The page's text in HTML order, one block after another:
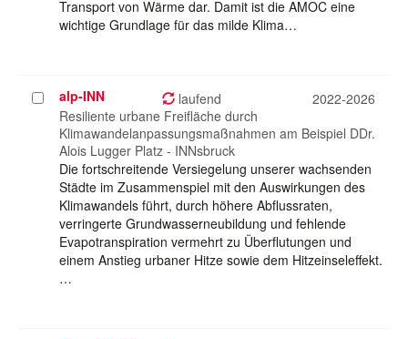
Transport von Wärme dar. Damit ist die AMOC eine
wichtige Grundlage für das milde Klima…
Projekt
auswählen
alp-INN laufend
2022-2026
Resiliente urbane Freifläche durch
Klimawandelanpassungsmaßnahmen am Beispiel DDr.
Alois Lugger Platz - INNsbruck
Die fortschreitende Versiegelung unserer wachsenden
Städte im Zusammenspiel mit den Auswirkungen des
Klimawandels führt, durch höhere Abflussraten,
verringerte Grundwasserneubildung und fehlende
Evapotranspiration vermehrt zu Überflutungen und
einem Anstieg urbaner Hitze sowie dem Hitzeinseleffekt.
…